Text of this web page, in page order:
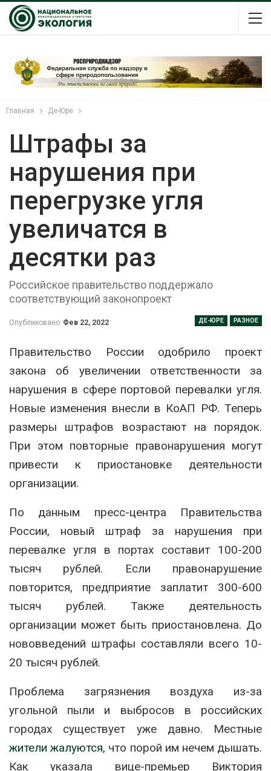
Главная Де-Юре
Штрафы за
нарушения при
перегрузке угля
увеличатся в
десятки раз
Российское правительство поддержало
соответствующий законопроект
ДЕ-ЮРЕ РАЗНОЕ
Опубликовано Фев 22, 2022
Правительство России одобрило проект
закона об увеличении ответственности за
нарушения в сфере портовой перевалки угля.
Новые изменения внесли в КоАП РФ. Теперь
размеры штрафов возрастают на порядок.
При этом повторные правонарушения могут
привести к приостановке деятельности
организации.
По данным пресс-центра Правительства
России, новый штраф за нарушения при
перевалке угля в портах составит 100-200
тысяч рублей. Если правонарушение
повторится, предприятие заплатит 300-600
тысяч рублей. Также деятельность
организации может быть приостановлена. До
нововведений штрафы составляли всего 10-
20 тысяч рублей.
Проблема загрязнения воздуха из-за
угольной пыли и выбросов в российских
городах существует уже давно. Местные
жители жалуются, что порой им нечем дышать.
Как указала вице-премьер Виктория